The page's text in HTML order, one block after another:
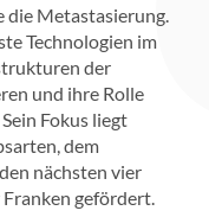
die Metastasierung.
Technologien im
der
und ihre Rolle
Fokus liegt
dem
nächsten vier
gefördert.